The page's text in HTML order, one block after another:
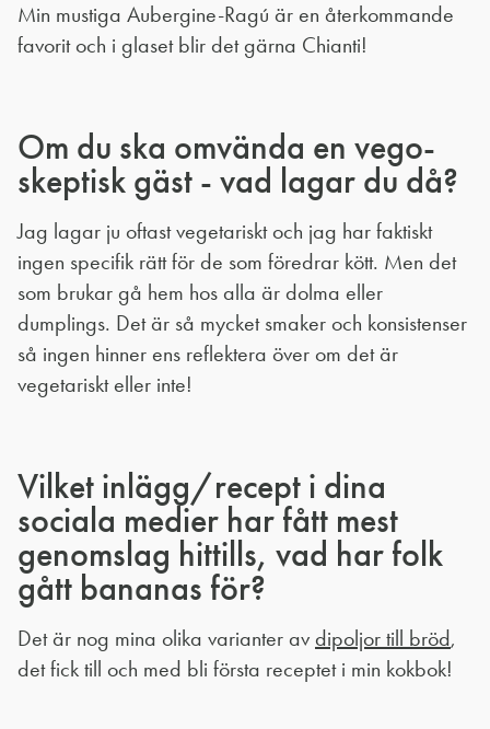
Min mustiga Aubergine-Ragú är en återkommande
favorit och i glaset blir det gärna Chianti!
Om du ska omvända en vego-
skeptisk gäst - vad lagar du då?
Jag lagar ju oftast vegetariskt och jag har faktiskt
ingen specifik rätt för de som föredrar kött. Men det
som brukar gå hem hos alla är dolma eller
dumplings. Det är så mycket smaker och konsistenser
så ingen hinner ens reflektera över om det är
vegetariskt eller inte!
Vilket inlägg/recept i dina
sociala medier har fått mest
genomslag hittills, vad har folk
gått bananas för?
Det är nog mina olika varianter av dipoljor till bröd,
det fick till och med bli första receptet i min kokbok!